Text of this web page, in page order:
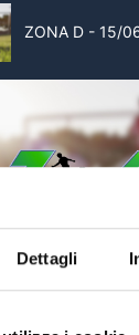
Dettagli
ZONA D - 15/